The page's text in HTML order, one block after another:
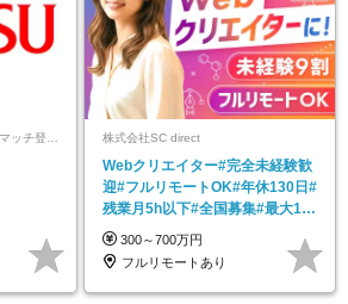
富士通株式会社【ポジションマッチ登録】 株式会社SC direct
Webクリエイター#完全未経験歓
迎#フルリモートOK#年休130日#
残業月5h以下#全国募集#最大1年
の研修
300～700万円
フルリモートあり